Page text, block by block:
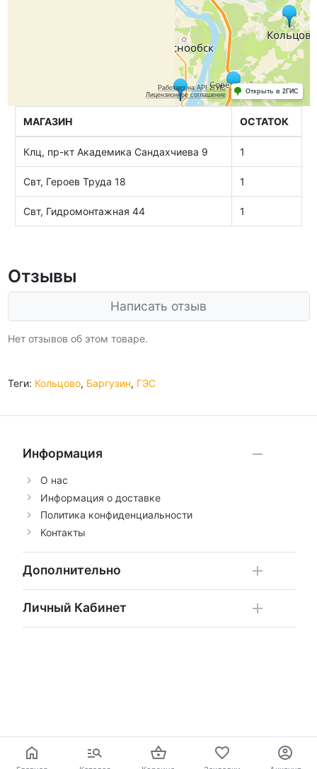
МАГАЗИН ОСТАТОК
Клц, пр-кт Академика Сандахчиева 9 1
Свт, Героев Труда 18 1
Свт, Гидромонтажная 44 1
Отзывы
Написать отзыв
Нет отзывов об этом товаре.
Теги: Кольцово, Баргузин, ГЭС
Информация
О нас
Информация о доставке
Политика конфиденциальности
Контакты
Дополнительно
Личный Кабинет